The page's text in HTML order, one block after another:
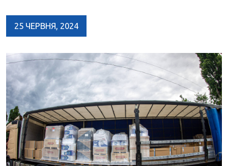
25 ЧЕРВНЯ, 2024